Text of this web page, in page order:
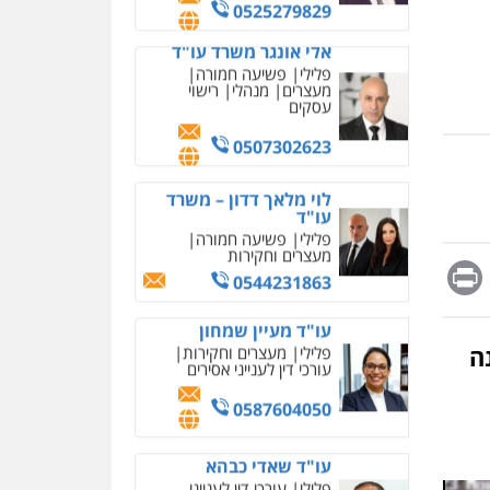
Message
Print
0525279829
אלי אונגר משרד עו"ד
פלילי פשיעה חמורה
מעצרים מנהלי רישוי
עסקים
0507302623
לוי מלאך דדון – משרד
עו"ד
פלילי פשיעה חמורה
מעצרים וחקירות
0544231863
עו"ד מעיין שמחון
פלילי מעצרים וחקירות
עורכי דין לענייני אסירים
0587604050
עו"ד שאדי כבהא
מחיקת כתבות מגוגל
ודחיקת אזכורים שליליים
דין
0522508109
אחסון אתרים
גיבוי
לעורכי דין
מרכז התחלה חדשה
אסירים עבירות מין
דין
0544500346
מאיה בלום, עו"ס,
טיפול ושיקום
דין
איומים כתובים
תושב סכנין חשוד ששלח הודעות